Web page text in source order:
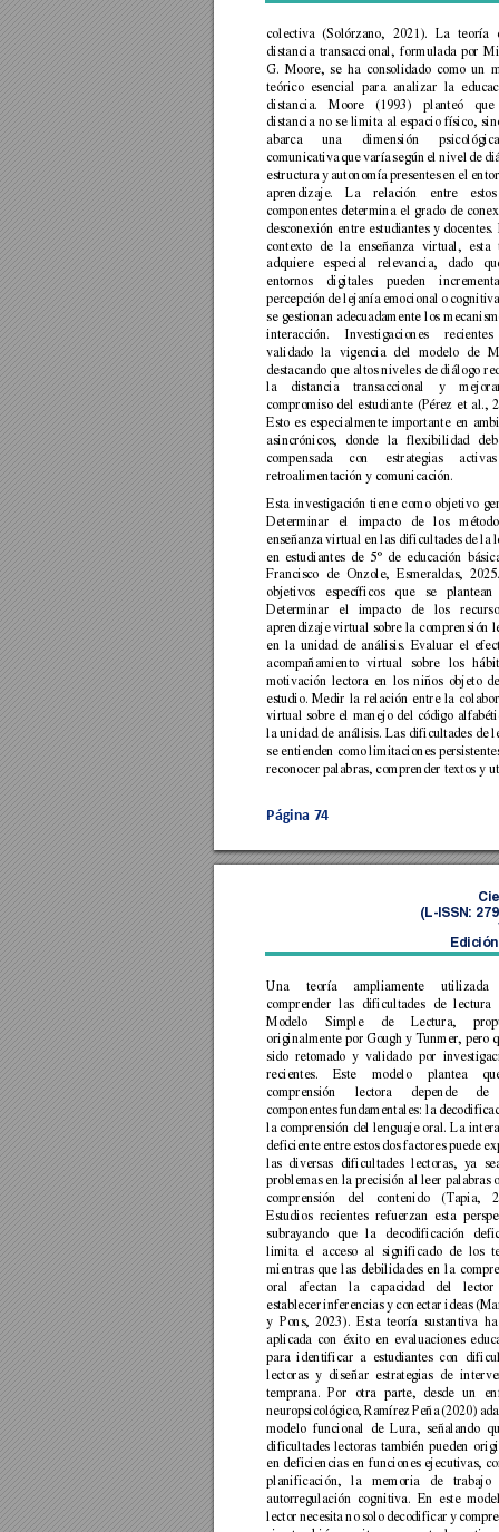
Página 74
colectiva (Solórzano, 2021). La teoría
distancia transaccional, formulada por
G. Moore, se ha consolidado como un
teórico esencial para analizar la
distancia.
Moore (1993) planteó
que
distancia no se limita al espacio físico,
abarca
una dimensión
comunicativa que varía según el nivel de
estructura y autonomía presentes en el
aprendizaje.
La relación entre
estos
componentes determina el grado de c
desconexión entre estudiantes y docentes.
contexto de la enseñanza virtual, esta
adquiere
especial relevancia, dado
entornos
digitales pueden
percepción de lejanía emocional o
se gestionan adecuadamente los
interacción.
Investigaciones
recientes
validado la vigencia del modelo de
destacando que altos niveles de diálogo
la
distancia transaccional y
compromiso del estudiante (Pérez et al.,
Esto es especialmente importante en
asincrónicos,
donde la flexibilidad
compensada
con estrategias a
retroalimentación y comunicación.
Esta investigación tiene como objetivo
Determinar
el impacto de los
enseñanza virtual en las dificultades de la
en estudiantes de 5° de educación
Francisco de Onzole, Esmeraldas,
objetivos
específicos que se
plantean
Determinar
el impacto de los
aprendizaje virtual sobre la comprensión
en la unidad de análisis. Evaluar el
acompañamiento virtual sobre los
motivación lectora en los niños objeto
estudio. Medir la relación entre la
virtual sobre el manejo del código alfa
la unidad de análisis. Las dificultades de l
se entienden como limitaciones
reconocer palabras, comprender textos y
(L-ISSN:
Una teoría ampliamente
utilizada
comprender las dificultades de lectura
Modelo
Simple de Lectura,
originalmente por Gough y Tunmer, pero
sido retomado y validado por
recientes.
Este modelo plantea
comprensión
lectora depende
de
componentes fundamentales: la
la comprensión del lenguaje oral. La
deficiente entre estos dos factores puede
las diversas dificultades lectoras, ya
problemas en la precisión al leer palabras
comprensión
del contenido (Tapia,
Estudios recientes refuerzan esta
subrayando
que l a decodificación d
limita el acceso al significado de los
mientras que las debilidades en la compre
oral
afectan la capacidad del
lector
establecer inferencias y conectar ideas
y Pons, 2023). Esta teoría sustantiva
aplicada con éxito en evaluaciones
para identificar a estudiantes con
lectoras y diseñar estrategias de
temprana. Por otra parte, desde un
neuropsicológico, Ramírez Peña (2020)
modelo funcional de Lura, señalando
dificultades lectoras también pueden
en deficiencias en funciones ejecutivas,
planificación,
la memoria de
trabajo
autorregulación cognitiva. En este
lector necesita no solo decodificar y